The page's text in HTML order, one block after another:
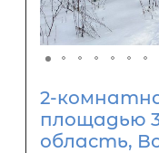
2-
площадью
область,